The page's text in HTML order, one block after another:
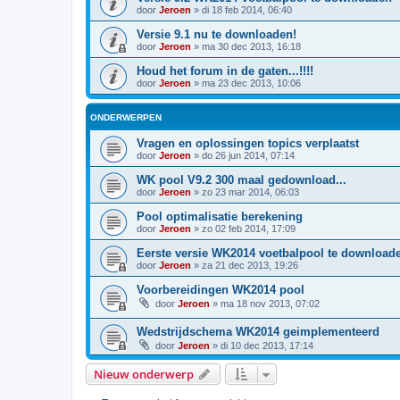
door Jeroen » di 18 feb 2014, 06:40
Versie 9.1 nu te downloaden!
door Jeroen » ma 30 dec 2013, 16:18
Houd het forum in de gaten...!!!!
door Jeroen » ma 23 dec 2013, 10:06
ONDERWERPEN
Vragen en oplossingen topics verplaatst
door Jeroen » do 26 jun 2014, 07:14
WK pool V9.2 300 maal gedownload...
door Jeroen » zo 23 mar 2014, 06:03
Pool optimalisatie berekening
door Jeroen » zo 02 feb 2014, 17:09
Eerste versie WK2014 voetbalpool te
door Jeroen » za 21 dec 2013, 19:26
Voorbereidingen WK2014 pool
door Jeroen » ma 18 nov 2013, 07:02
Wedstrijdschema WK2014 geimplementeerd
door Jeroen » di 10 dec 2013, 17:14
Nieuw onderwerp